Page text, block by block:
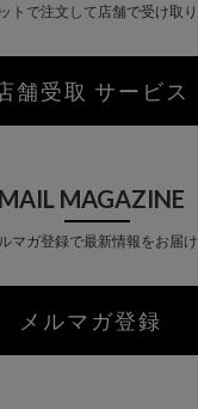
トで注文して店舗で受け取り
舗受取 サービス
MAIL MAGAZINE
マガ登録で最新情報をお届け
メルマガ登録